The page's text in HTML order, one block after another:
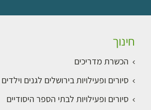
חינוך
הכשרת מדריכים
סיורים ופעילויות בירושלים לגנים וילדים
סיורים ופעילויות לבתי הספר היסודיים